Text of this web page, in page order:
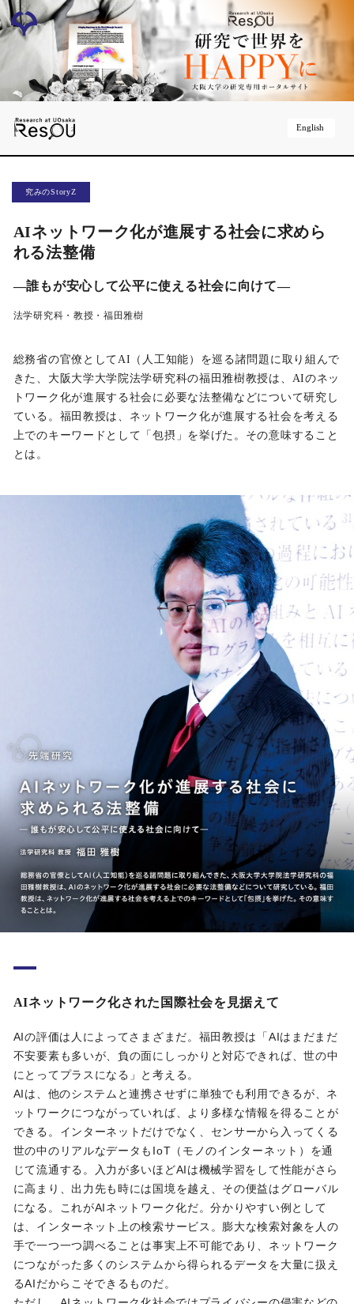
English
究みのStoryZ
AIネットワーク化が進展する社会に求めら
れる法整備
―誰もが安心して公平に使える社会に向けて―
法学研究科・教授・福田雅樹
総務省の官僚としてAI（人工知能）を巡る諸問題に取り組んで
きた、大阪大学大学院法学研究科の福田雅樹教授は、AIのネッ
トワーク化が進展する社会に必要な法整備などについて研究し
ている。福田教授は、ネットワーク化が進展する社会を考える
上でのキーワードとして「包摂」を挙げた。その意味すること
とは。
AIネットワーク化された国際社会を見据えて
AIの評価は人によってさまざまだ。福田教授は「AIはまだまだ
不安要素も多いが、負の面にしっかりと対応できれば、世の中
にとってプラスになる」と考える。
AIは、他のシステムと連携させずに単独でも利用できるが、ネ
ットワークにつながっていれば、より多様な情報を得ることが
できる。インターネットだけでなく、センサーから入ってくる
世の中のリアルなデータもIoT（モノのインターネット）を通
じて流通する。入力が多いほどAIは機械学習をして性能がさら
に高まり、出力先も時には国境を越え、その便益はグローバル
になる。これがAIネットワーク化だ。分かりやすい例として
は、インターネット上の検索サービス。膨大な検索対象を人の
手で一つ一つ調べることは事実上不可能であり、ネットワーク
につながった多くのシステムから得られるデータを大量に扱え
るAIだからこそできるものだ。